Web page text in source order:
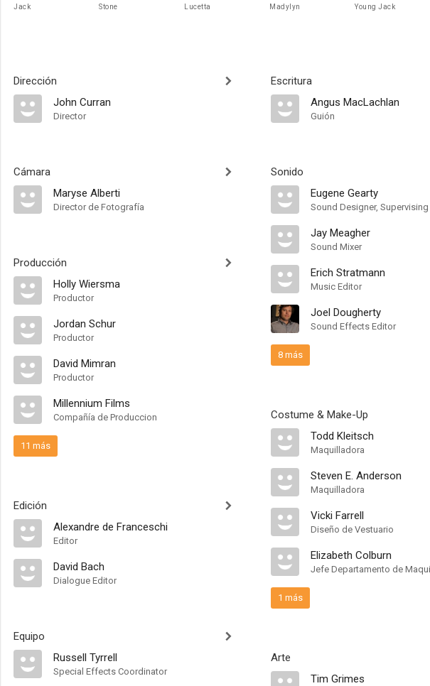
Jack Stone Lucetta Madylyn Young Jack
Dirección
John Curran
Director
Cámara
Maryse Alberti
Director de Fotografía
Producción
Holly Wiersma
Productor
Jordan Schur
Productor
David Mimran
Productor
Millennium Films
Compañía de Produccion
11 más
Edición
Alexandre de Franceschi
Editor
David Bach
Dialogue Editor
Equipo
Russell Tyrrell
Special Effects Coordinator
Escritura
Angus MacLachlan
Guión
Sonido
Eugene Gearty
Sound Designer,
Jay Meagher
Sound Mixer
Erich Stratmann
Music Editor
Joel Dougherty
Sound Effects Editor
8 más
Costume & Make-Up
Todd Kleitsch
Maquilladora
Steven E. Anderson
Maquilladora
Vicki Farrell
Diseño de Vestuario
Elizabeth Colburn
Jefe Departamento de
1 más
Arte
Tim Grimes